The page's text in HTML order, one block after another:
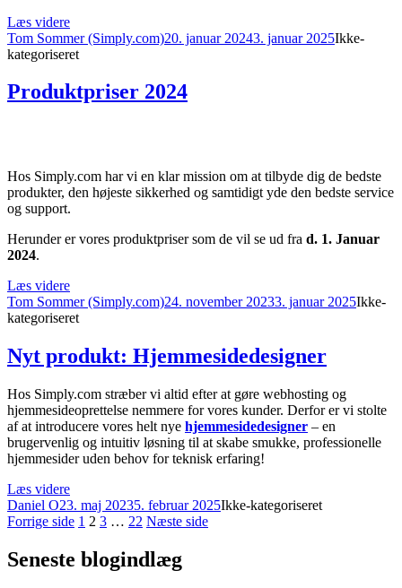
Læs videre“Nyt
produkt:
Basic
Forfatter
Tom Sommer (Simply.com)Udgivet
20. januar 20243. januar 2025Kategorier
Ikke-
kategoriseret
Produktpriser 2024
Hos Simply.com har vi en klar mission om at tilbyde dig de bedste
produkter, den højeste sikkerhed og samtidigt yde den bedste service
og support.
Herunder er vores produktpriser som de vil se ud fra d. 1. Januar
2024.
Læs videre“Produktpriser
2024”
Forfatter
Tom Sommer (Simply.com)Udgivet
24. november 20233. januar 2025Ikke-
kategoriseret
Nyt produkt: Hjemmesidedesigner
Hos Simply.com stræber vi altid efter at gøre webhosting og
hjemmesideoprettelse nemmere for vores kunder. Derfor er vi stolte
af at introducere vores helt nye hjemmesidedesigner – en
brugervenlig og intuitiv løsning til at skabe smukke, professionelle
hjemmesider uden behov for teknisk erfaring!
Læs videre“Nyt
produkt:
Hjemmesidedesigner”
Forfatter
Daniel OUdgivet
23. maj 20235. februar 2025Kategorier
Ikke-kategoriseret
Indlægsinddeling
Forrige side Side
1 Side
2 Side
3 … Side
22 Næste side
Seneste blogindlæg